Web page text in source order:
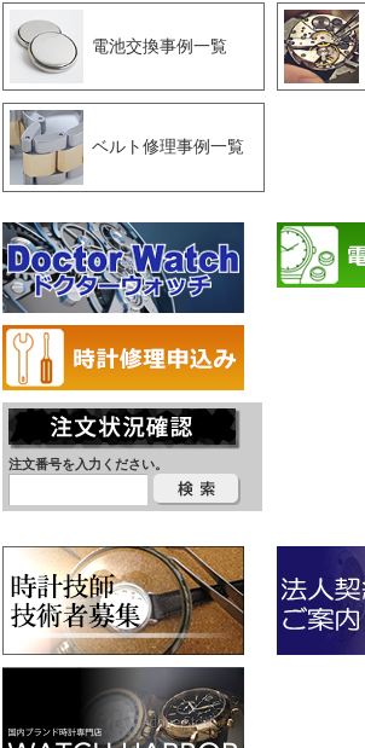
電池交換事例一覧
ベルト修理事例一覧
注文番号を入力ください。